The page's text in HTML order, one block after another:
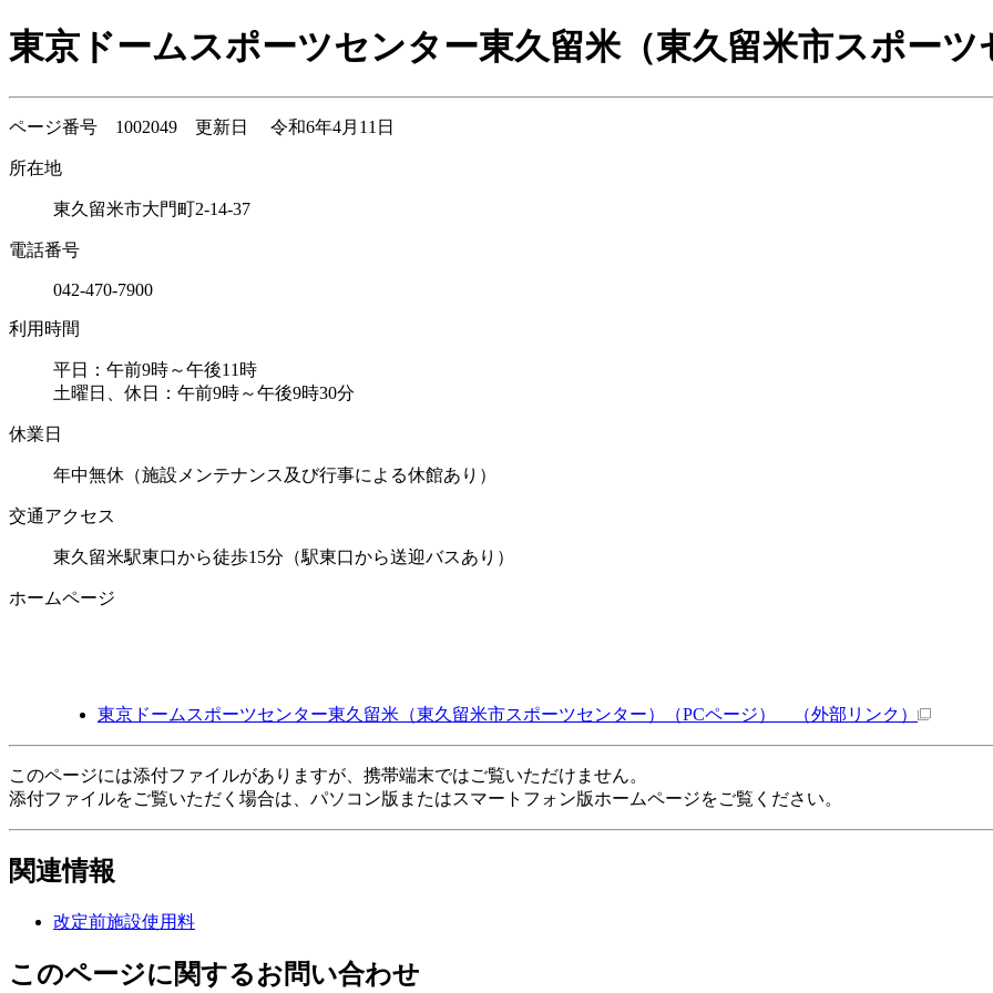
東京ドームスポーツセンター東久留米（東久留米市スポーツ
ページ番号 1002049 更新日 令和6年4月11日
所在地
東久留米市大門町2-14-37
電話番号
042-470-7900
利用時間
平日：午前9時～午後11時
土曜日、休日：午前9時～午後9時30分
休業日
年中無休（施設メンテナンス及び行事による休館あり）
交通アクセス
東久留米駅東口から徒歩15分（駅東口から送迎バスあり）
ホームページ
東京ドームスポーツセンター東久留米（東久留米市スポーツセンター）（PCページ） （外部リンク）
このページには添付ファイルがありますが、携帯端末ではご覧いただけません。
添付ファイルをご覧いただく場合は、パソコン版またはスマートフォン版ホームページをご覧ください。
関連情報
改定前施設使用料
このページに関するお問い合わせ